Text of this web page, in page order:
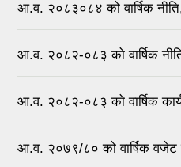
आ.व. २०८३०८४ को वार्षिक
आ.व. २०८२-०८३ को वार्षिक
आ.व. २०८२-०८३ को वार्षिक
आ.व. २०७९/८० को वार्षिक वजेट